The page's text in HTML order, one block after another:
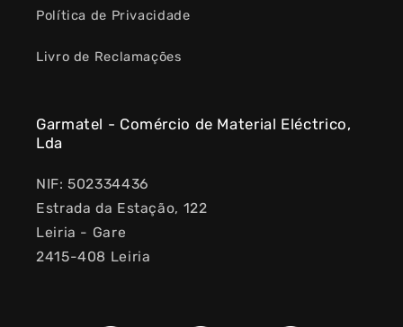
Política de Privacidade
Livro de Reclamações
Garmatel - Comércio de Material Eléctrico,
Lda
NIF: 502334436
Estrada da Estação, 122
Leiria - Gare
2415-408 Leiria